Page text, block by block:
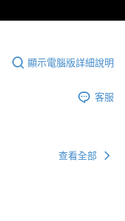
顯示電腦版詳細說明
客服
查看全部